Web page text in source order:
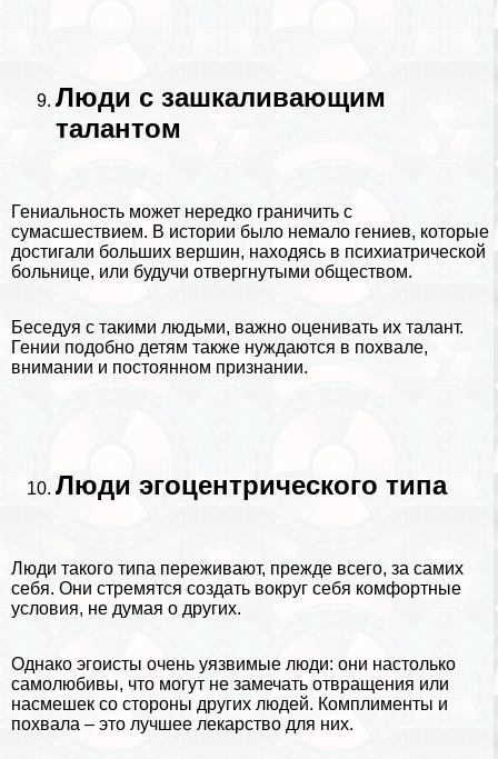
Люди с зашкаливающим
талантом
Гениальность может нередко граничить с
сумасшествием. В истории было немало гениев, которые
достигали больших вершин, находясь в психиатрической
больнице, или будучи отвергнутыми обществом.
Беседуя с такими людьми, важно оценивать их талант.
Гении подобно детям также нуждаются в похвале,
внимании и постоянном признании.
Люди эгоцентрического типа
Люди такого типа переживают, прежде всего, за самих
себя. Они стремятся создать вокруг себя комфортные
условия, не думая о других.
Однако эгоисты очень уязвимые люди: они настолько
самолюбивы, что могут не замечать отвращения или
насмешек со стороны других людей. Комплименты и
похвала – это лучшее лекарство для них.